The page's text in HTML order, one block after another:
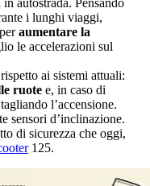
i lunghi viaggi,
aumentare la
le accelerazioni sul
ai sistemi attuali:
ruote e, in caso di
l’accensione.
sensori d’inclinazione.
di sicurezza che oggi,
125.